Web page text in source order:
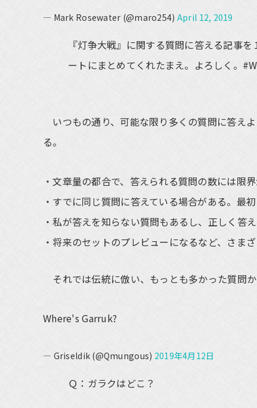
— Mark Rosewater (@maro254) April 12, 2019
『灯争大戦』に関する質問に答える記事
ートにまとめてくれたまえ。よろしく。
いつもの通り、可能な限り多くの質問に答え
る。
文章量の都合で、答えられる質問の数には限界
すでに同じ質問に答えている場合がある。最
私が答えを知らない質問もあるし、正しく答
将来のセットのプレビューになるなど、さま
それでは伝統に倣い、もっとも多かった質問か
Where's Garruk?
— Griseldik (@Qmungous) 2019年4月12日
Ｑ：ガラクはどこ？